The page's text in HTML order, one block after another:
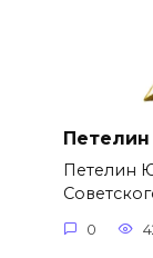
Петелин
0